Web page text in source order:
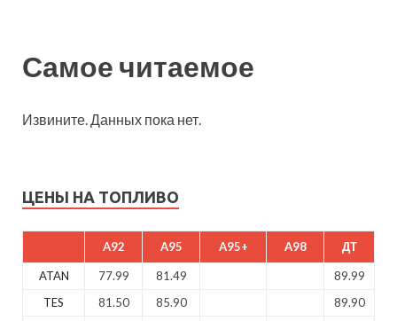
Самое читаемое
Извините. Данных пока нет.
ЦЕНЫ НА ТОПЛИВО
A92 A95 A95+ A98 ДТ
ATAN 77.99 81.49
89.99
TES
81.50 85.90
89.90